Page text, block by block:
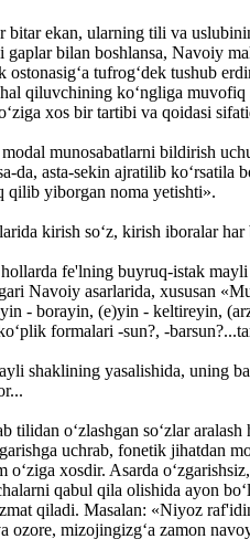
ekan, ularning tili va
gaplar bilan boshlansa, Navoiy
ostonasig‘a tufrog‘dek tushub
qiluvchining ko‘ngliga muvofiq
xos bir tartibi va qoidasi
munosabatlarni bildirish
da, asta-sekin ajratilib
qilib yiborgan noma yetishti».
kirish so‘z, kirish iboralar
fe'lning buyruq-istak
Navoiy asarlarida, xususan
- borayin, (e)yin - keltireyin,
formalari -sun?, -
shaklining yasalishida, uning
tilidan o‘zlashgan so‘zlar
uchrab, fonetik jihatdan
xosdir. Asarda
qabul qila olishida ayon
qiladi. Masalan: «Niyoz
mizojingiz­g‘a zamon